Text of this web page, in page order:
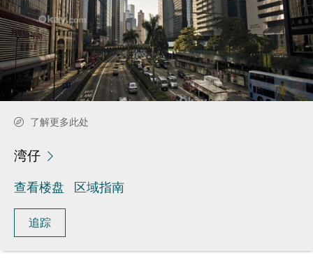
了解更多此处
湾仔
查看楼盘 区域指南
追踪